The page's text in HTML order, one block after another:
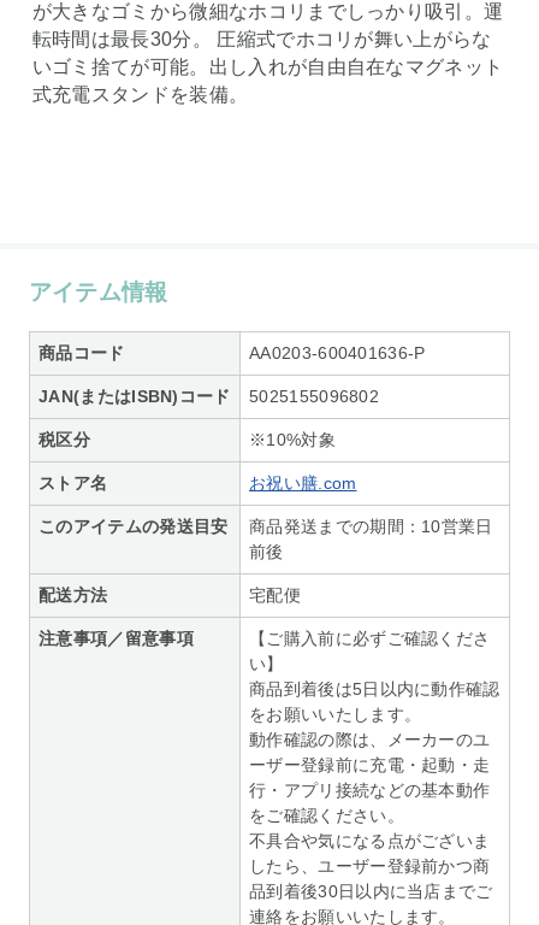
が大きなゴミから微細なホコリまでしっかり吸引。運
転時間は最長30分。 圧縮式でホコリが舞い上がらな
いゴミ捨てが可能。出し入れが自由自在なマグネット
式充電スタンドを装備。
アイテム情報
商品コード AA0203-600401636-P
JAN(またはISBN)コード 5025155096802
税区分 ※10%対象
ストア名 お祝い膳.com
このアイテムの発送目安
商品発送までの期間：10営業日
前後
配送方法 宅配便
注意事項／留意事項
【ご購入前に必ずご確認くださ
い】
商品到着後は5日以内に動作確認
をお願いいたします。
動作確認の際は、メーカーのユ
ーザー登録前に充電・起動・走
行・アプリ接続などの基本動作
をご確認ください。
不具合や気になる点がございま
したら、ユーザー登録前かつ商
品到着後30日以内に当店までご
連絡をお願いいたします。